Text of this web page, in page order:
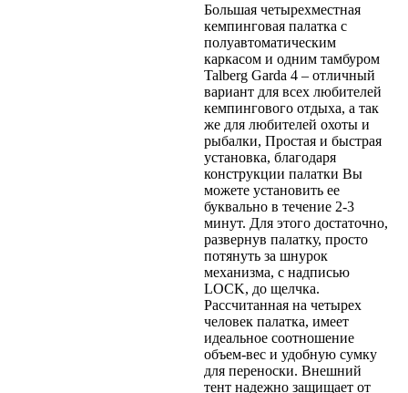
Большая четырехместная
кемпинговая палатка с
полуавтоматическим
каркасом и одним тамбуром
Talberg Garda 4 – отличный
вариант для всех любителей
кемпингового отдыха, а так
же для любителей охоты и
рыбалки, Простая и быстрая
установка, благодаря
конструкции палатки Вы
можете установить ее
буквально в течение 2-3
минут. Для этого достаточно,
развернув палатку, просто
потянуть за шнурок
механизма, с надписью
LOCK, до щелчка.
Рассчитанная на четырех
человек палатка, имеет
идеальное соотношение
объем-вес и удобную сумку
для переноски. Внешний
тент надежно защищает от